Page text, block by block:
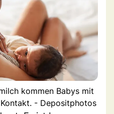
kommen Babys mit
- Depositphotos